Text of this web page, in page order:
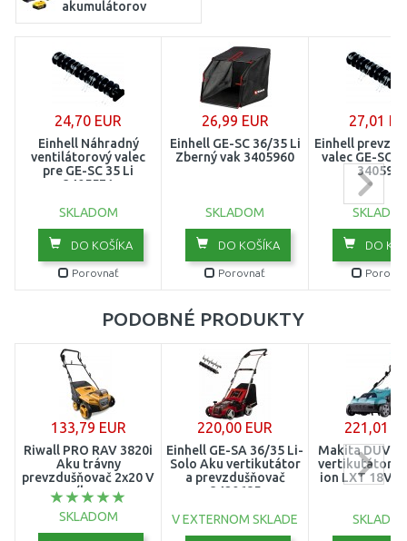
akumulátorov
24,70 EUR
Einhell Náhradný
ventilátorový valec
pre GE-SC 35 Li
3405571
SKLADOM
DO KOŠÍKA
Porovnať
26,99 EUR
Einhell GE-SC 36/35 Li
Zberný vak 3405960
SKLADOM
DO KOŠÍKA
Porovnať
27,01
Einhell
valec GE-SC
3405961
DO
PODOBNÉ PRODUKTY
133,79 EUR
Riwall PRO RAV 3820i
Aku trávny
prevzdušňovač 2x20 V
(bez
batérie/nabíjačky)
AV16E2401016B
SKLADOM
220,00 EUR
Einhell GE-SA 36/35 Li-
Solo Aku vertikutátor
a prevzdušňovač
3420685
V EXTERNOM SKLADE
221,01
Makita
vertikutátor
ion LXT 18V,